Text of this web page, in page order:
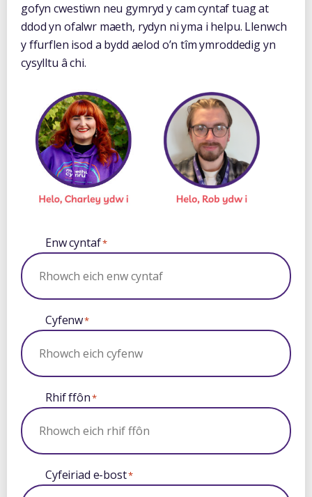
gofyn cwestiwn neu gymryd y cam cyntaf tuag at
ddod yn ofalwr maeth, rydyn ni yma i helpu. Llenwch
y ffurflen isod a bydd aelod o’n tîm ymroddedig yn
cysylltu â chi.
Enw cyntaf*
Cyfenw*
Rhif ffôn*
Cyfeiriad e-bost*